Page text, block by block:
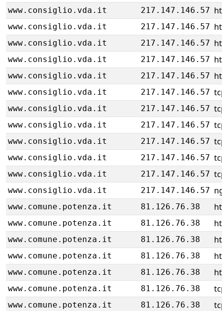
www.consiglio.vda.it 217.147.146.57
www.consiglio.vda.it 217.147.146.57
www.consiglio.vda.it 217.147.146.57
www.consiglio.vda.it 217.147.146.57
www.consiglio.vda.it 217.147.146.57
www.consiglio.vda.it 217.147.146.57
www.consiglio.vda.it 217.147.146.57
www.consiglio.vda.it 217.147.146.57
www.consiglio.vda.it 217.147.146.57
www.consiglio.vda.it 217.147.146.57
www.consiglio.vda.it 217.147.146.57
www.consiglio.vda.it 217.147.146.57
www.comune.potenza.it 81.126.76.38
www.comune.potenza.it 81.126.76.38
www.comune.potenza.it 81.126.76.38
www.comune.potenza.it 81.126.76.38
www.comune.potenza.it 81.126.76.38
www.comune.potenza.it 81.126.76.38
www.comune.potenza.it 81.126.76.38